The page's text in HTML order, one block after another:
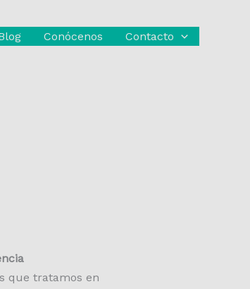
Conócenos Contacto
que tratamos en